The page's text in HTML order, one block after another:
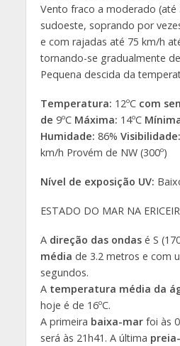
Vento fraco a moderado (até
sudoeste, soprando por
e com rajadas até 75 km/h
tornando-se gradualmente
Pequena descida da
Temperatura: 12ºC com
de 9ºCMáxima: 14ºC
Humidade: 86% Visibilidade:
km/h Provém de NW (300º)
Nível de exposição UV:
ESTADO DO MAR NA
A direção das ondasé S
média de 3.2 metros e com
segundos.
Atemperatura média da
hoje é de 16ºC.
A primeira baixa-marfoi às
será às 21h41. A última